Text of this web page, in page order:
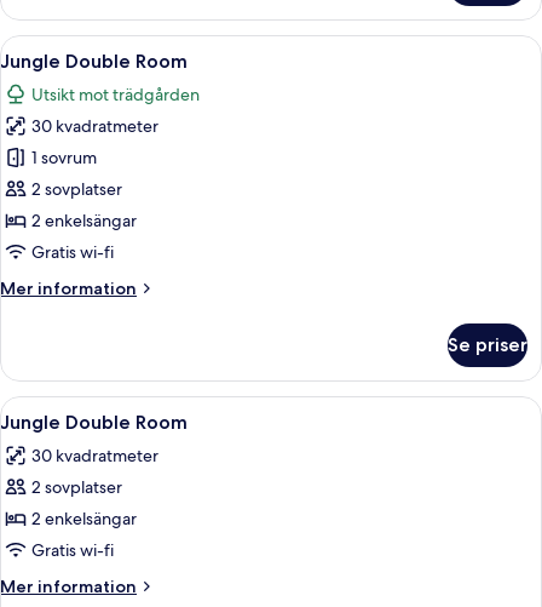
Floor
Beachside
Suite
Öppna
alla
foton
för
Jungle
Double
Room
En dubbelsäng med vita
4
Jungle Double Room
Utsikt mot trädgården
30 kvadratmeter
1 sovrum
2 sovplatser
2 enkelsängar
Gratis wi-fi
Mer information
Mer
Double
Room
Se priser
Öppna
alla
foton
för
Jungle
Double
Room
En dubbelsäng med vita
2
Jungle Double Room
30 kvadratmeter
2 sovplatser
2 enkelsängar
Gratis wi-fi
Mer information
Mer